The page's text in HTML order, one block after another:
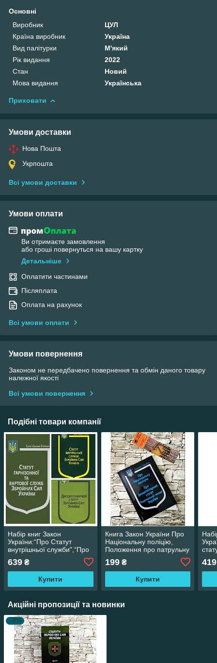
Основні
Виробник
ЦУЛ
Країна виробник
Україна
Вид палітурки
М'який
Рік видання
2022
Стан
Новий
Мова видання
Українська
Приховати
Умови доставки
Нова Пошта
Укрпошта
Всі умови доставки
Умови оплати
Ви отримаєте замовлення
або гроші повернуться на вашу картку
Детальніше
Оплатити частинами
Післяплата
Оплата на рахунок
Всі умови оплати
Умови повернення
Законом не передбачено повернення та обмін даного товару
належної якості
Всі умови повернення
Подібні товари компанії
Набір книг Закон
України:“Про Статут
внутрішньої служби",“Про
Статут гарнізонної",“Про
Стройовий статут"
639 ₴
Купити
Книга Закон України Про
Національну поліцію,
Положення про патрульну
Дисциплінарний статут
199₴
Купити
419
Акційні пропозиції та новинки
–9%